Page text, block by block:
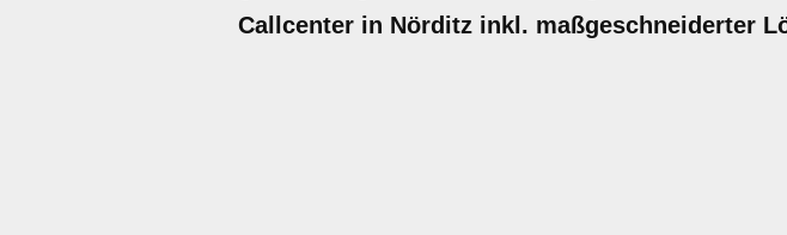
Callcenter in Nörditz inkl. maßgeschneiderter